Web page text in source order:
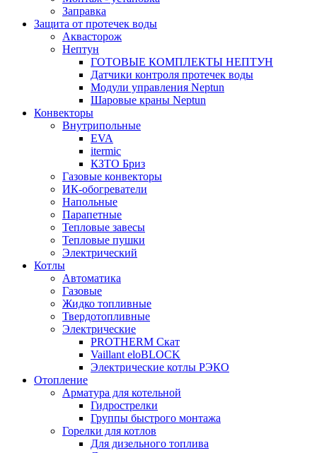
Заправка
Защита от протечек воды
Аквасторож
Нептун
ГОТОВЫЕ КОМПЛЕКТЫ НЕПТУН
Датчики контроля протечек воды
Модули управления Neptun
Шаровые краны Neptun
Конвекторы
Внутрипольные
EVA
itermic
КЗТО Бриз
Газовые конвекторы
ИК-обогреватели
Напольные
Парапетные
Тепловые завесы
Тепловые пушки
Электрический
Котлы
Автоматика
Газовые
Жидко топливные
Твердотопливные
Электрические
PROTHERM Скат
Vaillant eloBLOCK
Электрические котлы РЭКО
Отопление
Арматура для котельной
Гидрострелки
Группы быстрого монтажа
Горелки для котлов
Для дизельного топлива